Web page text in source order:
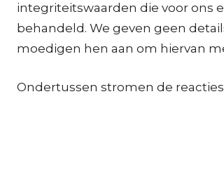
integriteitswaarden die voor ons
behandeld. We geven geen
moedigen hen aan om hiervan
Ondertussen stromen de